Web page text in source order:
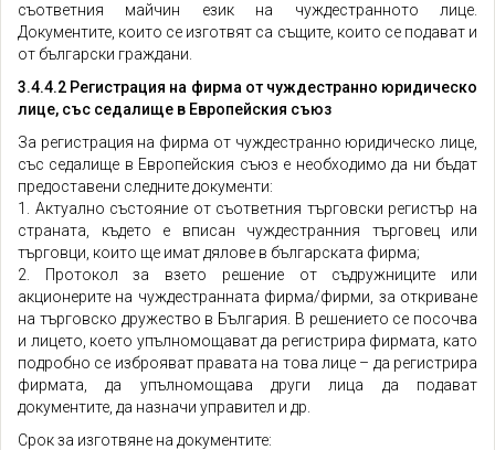
съответния майчин език на чуждестранното лице.
Документите, които се изготвят са същите, които се подават и
от български граждани.
3.4.4.2 Регистрация на фирма от чуждестранно юридическо
лице, със седалище в Европейския съюз
За регистрация на фирма от чуждестранно юридическо лице,
със седалище в Европейския съюз е необходимо да ни бъдат
предоставени следните документи:
1. Актуално състояние от съответния търговски регистър на
страната, където е вписан чуждестранния търговец или
търговци, които ще имат дялове в българската фирма;
2. Протокол за взето решение от съдружниците или
акционерите на чуждестранната фирма/фирми, за откриване
на търговско дружество в България. В решението се посочва
и лицето, което упълномощават да регистрира фирмата, като
подробно се изброяват правата на това лице – да регистрира
фирмата, да упълномощава други лица да подават
документите, да назначи управител и др.
Срок за изготвяне на документите: